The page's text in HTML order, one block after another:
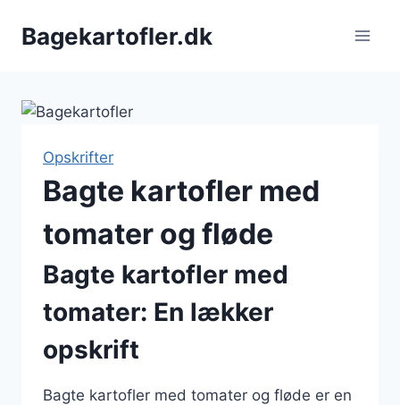
Bagekartofler.dk
Opskrifter
Bagte kartofler med
tomater og fløde
Bagte kartofler med
tomater: En lækker
opskrift
Bagte kartofler med tomater og fløde er en